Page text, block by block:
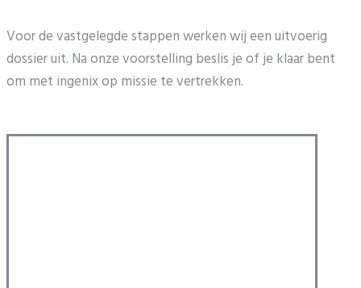
Voor de vastgelegde stappen werken wij een uitvoerig
dossier uit. Na onze voorstelling beslis je of je klaar bent
om met ingenix op missie te vertrekken.